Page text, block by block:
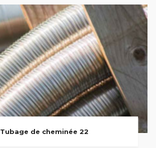
Tubage de cheminée 22